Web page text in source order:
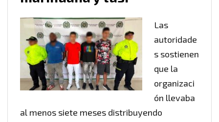
Las
autoridade
s sostienen
que la
organizaci
ón llevaba
al menos siete meses distribuyendo